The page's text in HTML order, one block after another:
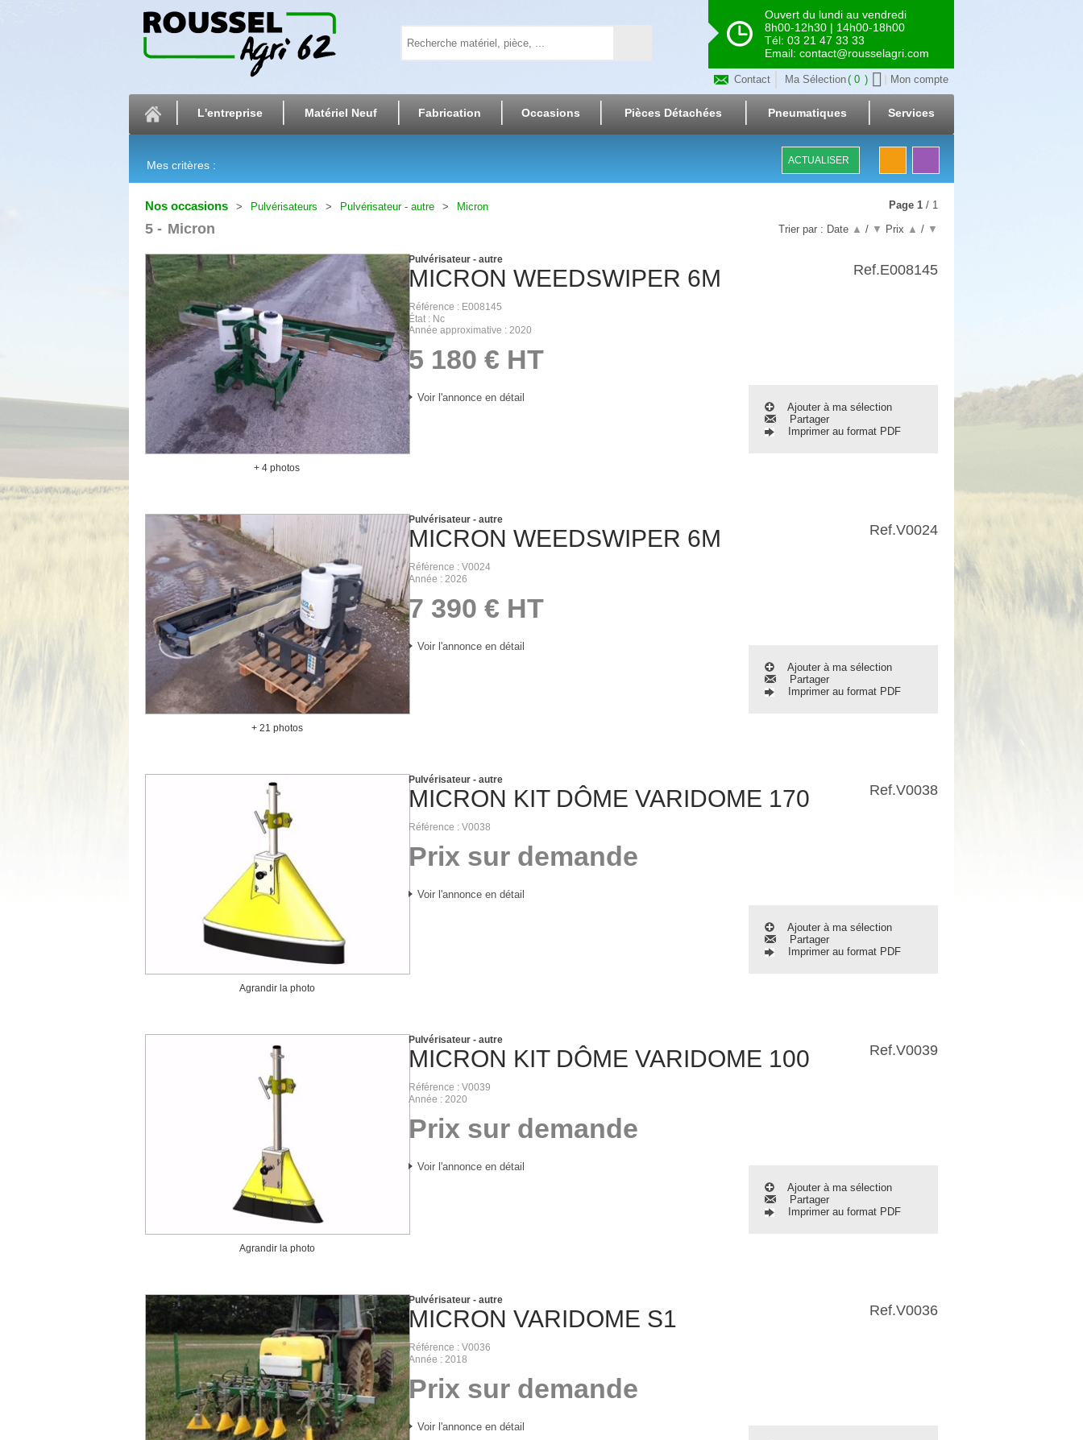
Ouvert du lundi au vendredi
8h00-12h30 | 14h00-18h00
Tél: 03 21 47 33 33
Email: contact@rousselagri.com
Contact Ma Sélection 0 Mon compte
L'entreprise Matériel Neuf Fabrication Occasions Pièces Détachées Pneumatiques Services
Mes critères : ACTUALISER
Nos occasions Pulvérisateurs Pulvérisateur - autre Micron
5 Micron Trier par : Date ▲ / ▼ Prix ▲ / ▼
Page 1 / 1
+ 4 photos
MICRON WEEDSWIPER 6M
Pulvérisateur - autre
Référence
E008145
État
Nc
Année approximative
2020
5 180 € HT
Voir l'annonce en détail
Ref.E008145
Ajouter à ma sélection
Partager
Imprimer au format PDF
+ 21 photos
MICRON WEEDSWIPER 6M
Pulvérisateur - autre
Référence
V0024
Année
2026
7 390 € HT
Voir l'annonce en détail
Ref.V0024
Ajouter à ma sélection
Partager
Imprimer au format PDF
Agrandir la photo
MICRON KIT DÔME VARIDOME 170
Pulvérisateur - autre
Référence V0038
Prix sur demande
Voir l'annonce en détail
Ref.V0038
Ajouter à ma sélection
Partager
Imprimer au format PDF
Agrandir la photo
MICRON KIT DÔME VARIDOME 100
Pulvérisateur - autre
Référence
V0039
Année
2020
Prix sur demande
Voir l'annonce en détail
Ref.V0039
Ajouter à ma sélection
Partager
Imprimer au format PDF
MICRON VARIDOME S1
Pulvérisateur - autre
Référence
V0036
Année
2018
Prix sur demande
Voir l'annonce en détail
Ref.V0036